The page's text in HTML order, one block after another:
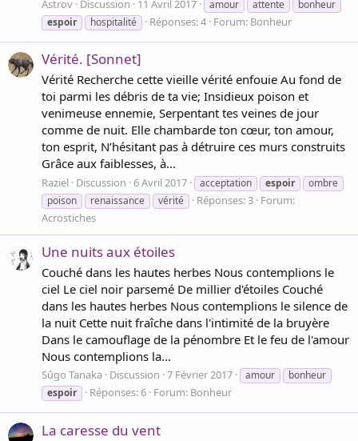
Astrov Discussion 11 Avril 2017 amour attente
bonheur
espoir
hospitalité Réponses: 4 Forum: Bonheur
Vérité. [Sonnet]
Vérité Recherche cette vieille vérité enfouie Au fond de
toi parmi les débris de ta vie; Insidieux poison et
venimeuse ennemie, Serpentant tes veines de jour
comme de nuit. Elle chambarde ton cœur, ton amour,
ton esprit, N’hésitant pas à détruire ces murs construits
Grâce aux faiblesses, à...
Raziel Discussion 6 Avril 2017 acceptation espoir
ombre
poison
renaissance vérité Réponses: 3 Forum:
Acrostiches
Une nuits aux étoiles
Couché dans les hautes herbes Nous contemplions le
ciel Le ciel noir parsemé De millier d'étoiles Couché
dans les hautes herbes Nous contemplions le silence de
la nuit Cette nuit fraîche dans l'intimité de la bruyère
Dans le camouflage de la pénombre Et le feu de l'amour
Nous contemplions la...
Sûgo Tanaka Discussion 7 Février 2017 amour
bonheur
espoir
Réponses: 6 Forum: Bonheur
La caresse du vent